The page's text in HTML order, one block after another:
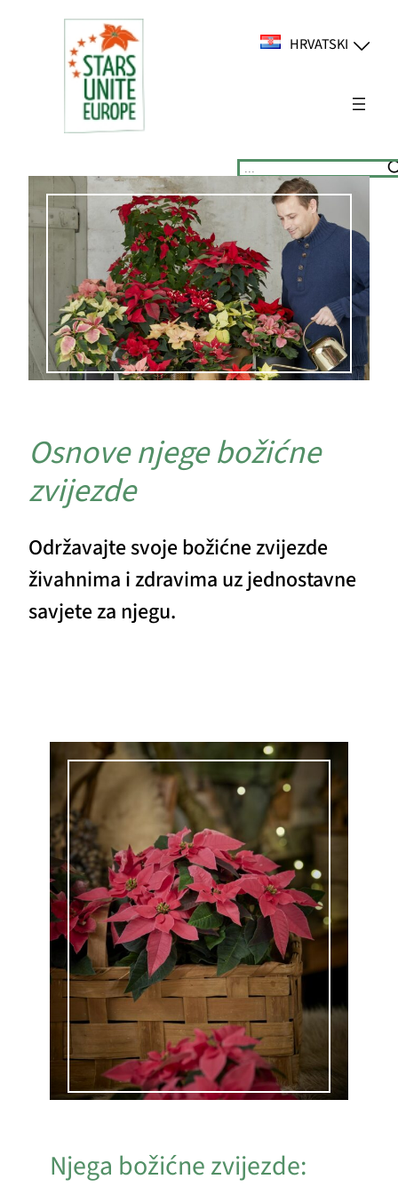
HRVATSKI
Suchen
Osnove njege božićne
zvijezde
Održavajte svoje božićne zvijezde
živahnima i zdravima uz jednostavne
savjete za njegu.
Njega božićne zvijezde: